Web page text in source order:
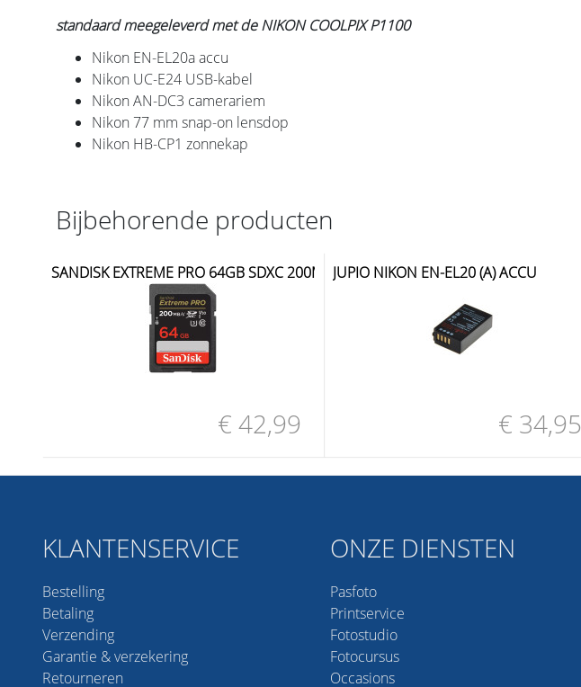
standaard meegeleverd met de NIKON COOLPIX P1100
Nikon EN-EL20a accu
Nikon UC-E24 USB-kabel
Nikon AN-DC3 camerariem
Nikon 77 mm snap-on lensdop
Nikon HB-CP1 zonnekap
Bijbehorende producten
SANDISK EXTREME PRO 64GB SDXC 200M/S
€ 42,99
JUPIO NIKON EN-EL20 (A) ACCU
€ 34,95
KLANTENSERVICE
Bestelling
Betaling
Verzending
Garantie & verzekering
Retourneren
ONZE DIENSTEN
Pasfoto
Printservice
Fotostudio
Fotocursus
Occasions